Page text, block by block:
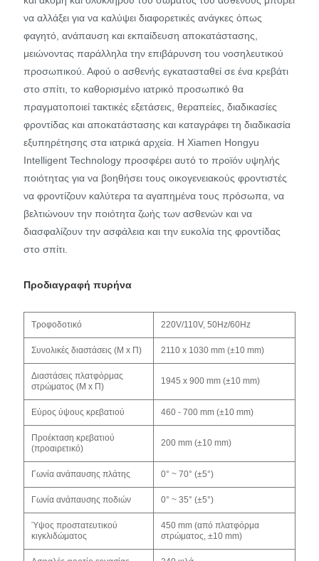
να αλλάξει για να καλύψει διαφορετικές ανάγκες όπως
φαγητό, ανάπαυση και εκπαίδευση αποκατάστασης,
μειώνοντας παράλληλα την επιβάρυνση του νοσηλευτικού
προσωπικού. Αφού ο ασθενής εγκατασταθεί σε ένα κρεβάτι
στο σπίτι, το καθορισμένο ιατρικό προσωπικό θα
πραγματοποιεί τακτικές εξετάσεις, θεραπείες, διαδικασίες
φροντίδας και αποκατάστασης και καταγράφει τη διαδικασία
εξυπηρέτησης στα ιατρικά αρχεία. Η Xiamen Hongyu
Intelligent Technology προσφέρει αυτό το προϊόν υψηλής
ποιότητας για να βοηθήσει τους οικογενειακούς φροντιστές
να φροντίζουν καλύτερα τα αγαπημένα τους πρόσωπα, να
βελτιώνουν την ποιότητα ζωής των ασθενών και να
διασφαλίζουν την ασφάλεια και την ευκολία της φροντίδας
στο σπίτι.
Προδιαγραφή πυρήνα
Τροφοδοτικό 220V/110V, 50Hz/60Hz
Συνολικές διαστάσεις (Μ x Π) 2110 x 1030 mm (±10 mm)
Διαστάσεις πλατφόρμας
στρώματος (Μ x Π)
1945 x 900 mm (±10 mm)
Εύρος ύψους κρεβατιού 460 - 700 mm (±10 mm)
Προέκταση κρεβατιού
(προαιρετικό)
200 mm (±10 mm)
Γωνία ανάπαυσης πλάτης 0° ~ 70° (±5°)
Γωνία ανάπαυσης ποδιών 0° ~ 35° (±5°)
Ύψος προστατευτικού
κιγκλιδώματος
450 mm (από πλατφόρμα
στρώματος, ±10 mm)